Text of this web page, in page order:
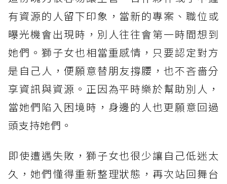
有資源的人留下印象，當新的專案、職位或
曝光機會出現時，別人往往會第一時間想到
她們。獅子女也相當重感情，只要認定對方
是自己人，便願意替朋友撐腰，也不吝嗇分
享資訊與資源。正因為平時樂於幫助別人，
當她們陷入困境時，身邊的人也更願意回過
頭支持她們。
即使遭遇失敗，獅子女也很少讓自己低迷太
久，她們懂得重新整理狀態，再次站回舞台